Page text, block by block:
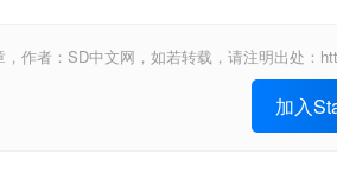
，作者：SD中文网，如若转载，请注明出处：
加入